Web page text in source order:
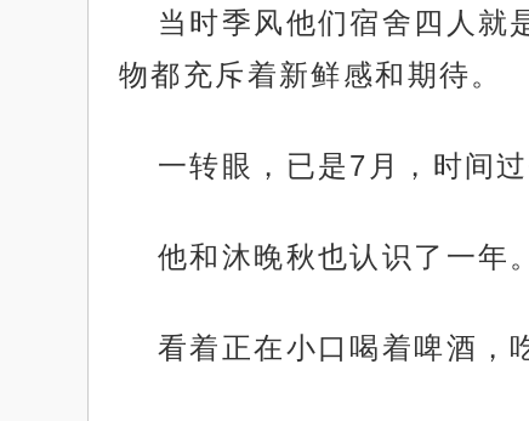
当时季风他们宿舍四人就
物都充斥着新鲜感和期待。
一转眼，已是7月，时间过
他和沐晚秋也认识了一年。
看着正在小口喝着啤酒，